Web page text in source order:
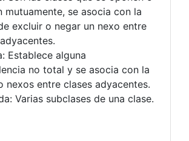
mutuamente, se asocia con la
excluir o negar un nexo entre
Establece alguna
no total y se asocia con la
nexos entre clases adyacentes.
Varias subclases de una clase.